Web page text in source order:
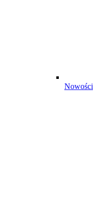
Nowości